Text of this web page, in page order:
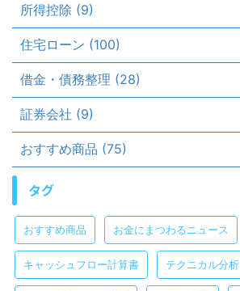
所得控除 (9)
住宅ローン (100)
借金・債務整理 (28)
証券会社 (9)
おすすめ商品 (75)
タグ
おすすめ商品 お金にまつわるニュース
キャッシュフロー計算書 テクニカル分析